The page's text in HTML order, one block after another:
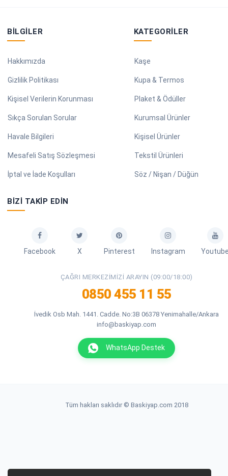
BILGILER
Hakkımızda
Gizlilik Politikası
Kişisel Verilerin Korunması
Sıkça Sorulan Sorular
Havale Bilgileri
Mesafeli Satış Sözleşmesi
İptal ve İade Koşulları
KATEGORILER
Kaşe
Kupa & Termos
Plaket & Ödüller
Kurumsal Ürünler
Kişisel Ürünler
Tekstil Ürünleri
Söz / Nişan / Düğün
BIZI TAKIP EDIN
Facebook X Pinterest Instagram
ÇAĞRI MERKEZIMIZI ARAYIN (09:00/18:00)
0850 455 11 55
İvedik Osb Mah. 1441. Cadde. No:3B 06378 Yenimahalle/Ankara
info@baskiyap.com
WhatsApp Destek
Tüm hakları saklıdır © Baskiyap.com 2018